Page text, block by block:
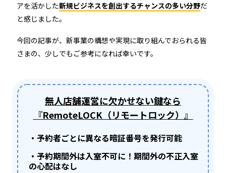
アを活かした新規ビジネスを創出するチャンスの多い分野だ
と感じました。
今回の記事が、新事業の構想や実現に取り組んでおられる皆
さまの、少しでもご参考になれば幸いです。
無人店舗運営に欠かせない鍵なら
『RemoteLOCK（リモートロック）』
・予約者ごとに異なる暗証番号を発行可能
・予約期間外は入室不可に！期間外の不正入室
の心配はなし